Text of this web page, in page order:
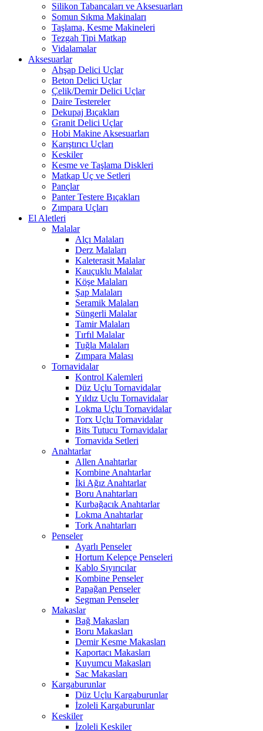
Silikon Tabancaları ve Aksesuarları
Somun Sıkma Makinaları
Taşlama, Kesme Makineleri
Tezgah Tipi Matkap
Vidalamalar
Aksesuarlar
Ahşap Delici Uçlar
Beton Delici Uçlar
Çelik/Demir Delici Uçlar
Daire Testereler
Dekupaj Bıçakları
Granit Delici Uçlar
Hobi Makine Aksesuarları
Karıştırıcı Uçları
Keskiler
Kesme ve Taşlama Diskleri
Matkap Uç ve Setleri
Pançlar
Panter Testere Bıçakları
Zımpara Uçları
El Aletleri
Malalar
Alçı Malaları
Derz Malaları
Kaleterasit Malalar
Kauçuklu Malalar
Köşe Malaları
Şap Malaları
Seramik Malaları
Süngerli Malalar
Tamir Malaları
Tırfıl Malalar
Tuğla Malaları
Zımpara Malası
Tornavidalar
Kontrol Kalemleri
Düz Uçlu Tornavidalar
Yıldız Uçlu Tornavidalar
Lokma Uçlu Tornavidalar
Torx Uçlu Tornavidalar
Bits Tutucu Tornavidalar
Tornavida Setleri
Anahtarlar
Allen Anahtarlar
Kombine Anahtarlar
İki Ağız Anahtarlar
Boru Anahtarları
Kurbağacık Anahtarlar
Lokma Anahtarlar
Tork Anahtarları
Penseler
Ayarlı Penseler
Hortum Kelepçe Penseleri
Kablo Sıyırıcılar
Kombine Penseler
Papağan Penseler
Segman Penseler
Makaslar
Bağ Makasları
Boru Makasları
Demir Kesme Makasları
Kaportacı Makasları
Kuyumcu Makasları
Sac Makasları
Kargaburunlar
Düz Uçlu Kargaburunlar
İzoleli Kargaburunlar
Keskiler
İzoleli Keskiler